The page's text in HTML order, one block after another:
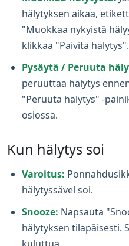
hälytyksen aikaa,
"Muokkaa nykyistä
klikkaa "Päivitä hälytys".
Pysäytä / Peruuta
peruuttaa hälytys
"Peruuta hälytys" -
osiossa.
Kun hälytys soi
Varoitus:
hälytyssävel soi.
Snooze: Napsauta
hälytyksen tilapäisesti.